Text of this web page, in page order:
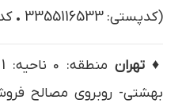
(کدپستی: 3355116533 • کد دفتر: 72-16-1723)
♦ تهران منطقه: 0 ناحیه: 1
بهشتي- روبروي مصالح